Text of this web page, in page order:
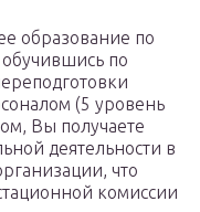
образование по
обучившись по
(5 уровень
Вы получаете
деятельности в
что
комиссии